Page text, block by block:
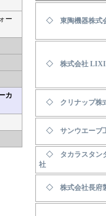
ー
カ
◇ 東陶機器株式
◇ 株式会社 LIXIL
◇ クリナップ株
◇ サンウエーブ
◇ タカラスタン
社
◇ 株式会社長府